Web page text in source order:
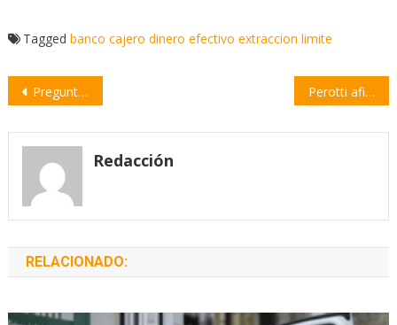
Tagged banco cajero dinero efectivo extraccion limite
Navegación
entradas
Preguntas frecuentes sobre el cuidado de la salud en tiempos de coronavirus Perotti afirmó que actuará con la “mayor severidad” con quienes no cumplan la cuarentena
Redacción
RELACIONADO: